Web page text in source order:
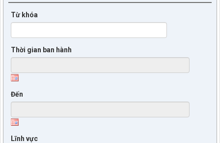
Từ khóa
Thời gian ban hành
Đến
Lĩnh vực